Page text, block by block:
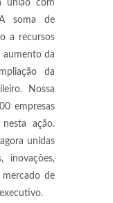
união com
soma de
a recursos
aumento da
da
Nossa
empresas
nesta ação.
unidas
inovações,
de